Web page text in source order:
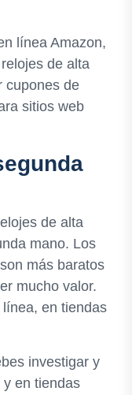
línea Amazon,
de alta
cupones de
sitios web
de alta
mano. Los
más baratos
mucho valor.
en tiendas
investigar y
en tiendas